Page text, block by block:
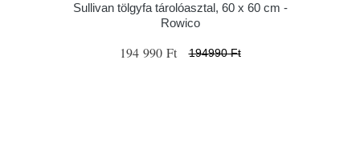
Sullivan tölgyfa tárolóasztal, 60 x 60 cm -
Rowico
194 990 Ft 194990 Ft